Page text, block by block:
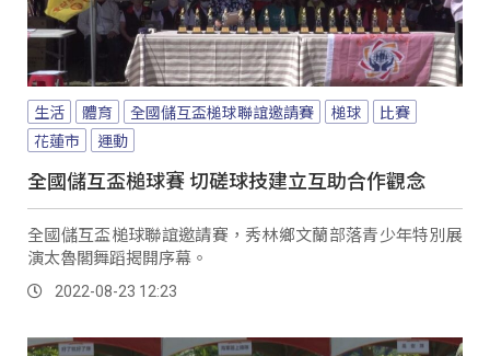
生活 體育 全國儲互盃槌球聯誼邀請賽 槌球
比賽
花蓮市
運動
全國儲互盃槌球賽 切磋球技建立互助合作觀念
全國儲互盃槌球聯誼邀請賽，秀林鄉文蘭部落青少年特別展
演太魯閣舞蹈揭開序幕。
2022-08-23 12:23